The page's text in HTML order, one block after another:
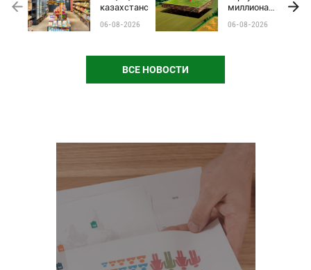
казахстанские
чёрного пиара
06-08-2026
миллиона
сельхозземель
06-08-2026
ВСЕ НОВОСТИ